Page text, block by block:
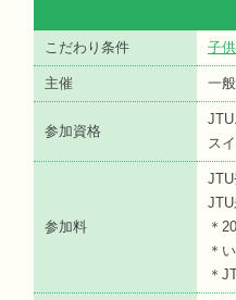
こだわり条件 子
主催 一
参加資格
ス
参加料
＊
＊
＊